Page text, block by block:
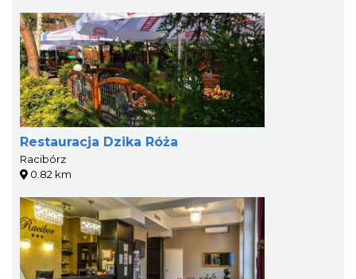
Restauracja Dzika Róża
Racibórz
0.82 km